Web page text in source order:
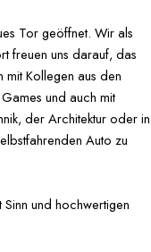
Tor geöffnet. Wir als
freuen uns darauf, das
mit Kollegen aus den
und auch mit
der Architektur oder in
Auto zu
und hochwertigen